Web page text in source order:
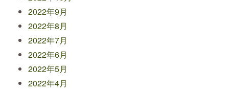
2022年9月
2022年8月
2022年7月
2022年6月
2022年5月
2022年4月